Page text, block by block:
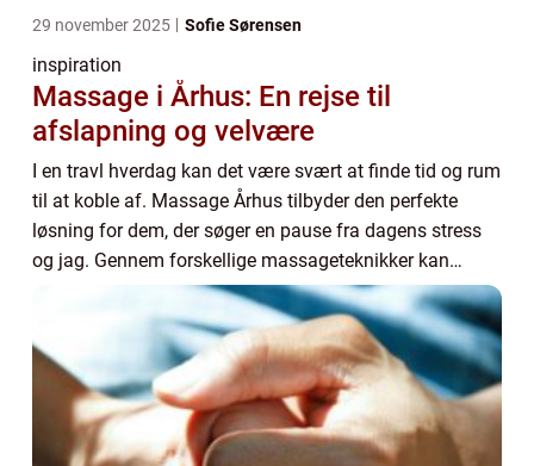
29 november 2025 Sofie Sørensen
inspiration
Massage i Århus: En rejse til
afslapning og velvære
I en travl hverdag kan det være svært at finde tid og rum
til at koble af. Massage Århus tilbyder den perfekte
løsning for dem, der søger en pause fra dagens stress
og jag. Gennem forskellige massageteknikker kan